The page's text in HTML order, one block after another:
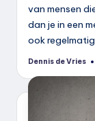
van mensen
dan je in een
ook
Geplaatst
Dennis de Vries